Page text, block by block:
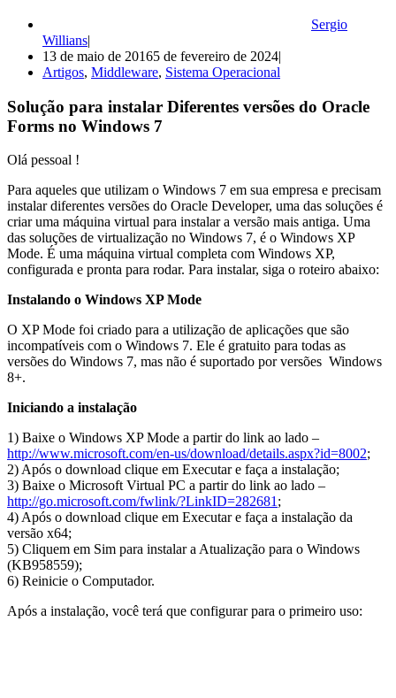
Sergio
Willians
13 de maio de 20165 de fevereiro de 2024
Artigos, Middleware, Sistema Operacional
Solução para instalar Diferentes versões do Oracle
Forms no Windows 7
Olá pessoal !
Para aqueles que utilizam o Windows 7 em sua empresa e precisam
instalar diferentes versões do Oracle Developer, uma das soluções é
criar uma máquina virtual para instalar a versão mais antiga. Uma
das soluções de virtualização no Windows 7, é o Windows XP
Mode. É uma máquina virtual completa com Windows XP,
configurada e pronta para rodar. Para instalar, siga o roteiro abaixo:
Instalando o Windows XP Mode
O XP Mode foi criado para a utilização de aplicações que são
incompatíveis com o Windows 7. Ele é gratuito para todas as
versões do Windows 7, mas não é suportado por versões Windows
8+.
Iniciando a instalação
1) Baixe o Windows XP Mode a partir do link ao lado –
http://www.microsoft.com/en-us/download/details.aspx?id=8002;
2) Após o download clique em Executar e faça a instalação;
3) Baixe o Microsoft Virtual PC a partir do link ao lado –
http://go.microsoft.com/fwlink/?LinkID=282681 ;
4) Após o download clique em Executar e faça a instalação da
versão x64;
5) Cliquem em Sim para instalar a Atualização para o Windows
(KB958559);
6) Reinicie o Computador.
Após a instalação, você terá que configurar para o primeiro uso: